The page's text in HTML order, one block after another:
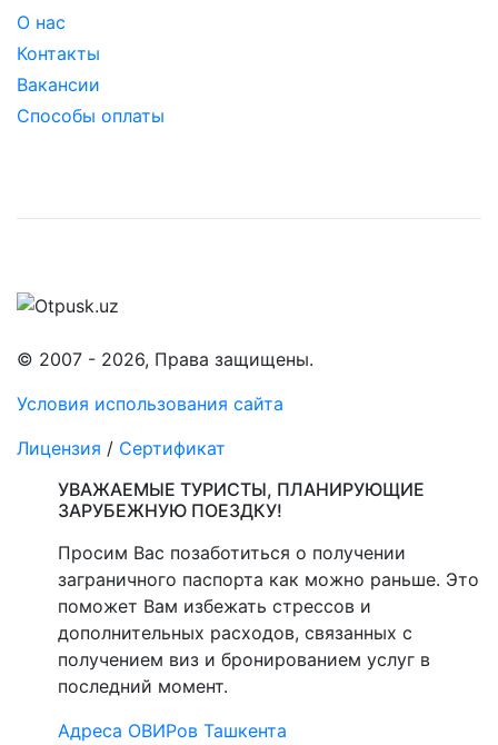
О нас
Контакты
Вакансии
Способы оплаты
© 2007 - 2026, Права защищены.
Условия использования сайта
Лицензия / Сертификат
УВАЖАЕМЫЕ ТУРИСТЫ, ПЛАНИРУЮЩИЕ
ЗАРУБЕЖНУЮ ПОЕЗДКУ!
Просим Вас позаботиться о получении
заграничного паспорта как можно раньше. Это
поможет Вам избежать стрессов и
дополнительных расходов, связанных с
получением виз и бронированием услуг в
последний момент.
Адреса ОВИРов Ташкента